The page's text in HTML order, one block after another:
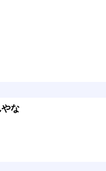
な